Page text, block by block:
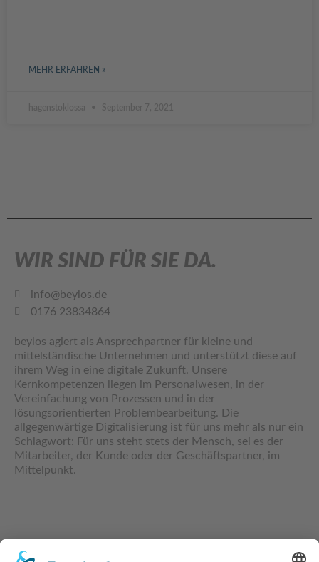
MEHR ERFAHREN »
hagenstoklossa September 7, 2021
WIR SIND FÜR SIE DA.
info@beylos.de
0176 23834864
beylos agiert als Ansprechpartner für kleine und
mittelständische Unternehmen und unterstützt diese auf
ihrem Weg in eine digitale Zukunft. Unsere
Kernkompetenzen liegen im Personalwesen, in der
Vereinfachung von Prozessen und in der
lösungsorientierten Problembearbeitung. Die
allgegenwärtige Digitalisierung ist für uns mehr als nur ein
Schlagwort: Für uns steht stets der Mensch, sei es der
Mitarbeiter, der Kunde oder der Geschäftspartner, im
Mittelpunkt.